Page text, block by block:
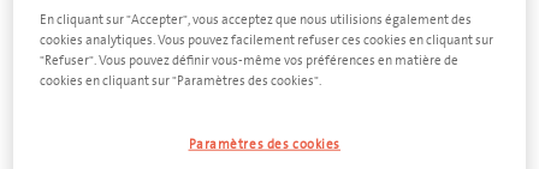
Un petit conteneur pour
SWILL
pouvez toujours opter pour un petit format de conteneur
En cliquant sur "Accepter", vous acceptez que nous utilisions également des
cookies analytiques. Vous pouvez facilement refuser ces cookies en cliquant sur
"Refuser". Vous pouvez définir vous-même vos préférences en matière de
cookies en cliquant sur "Paramètres des cookies".
Paramètres des cookies